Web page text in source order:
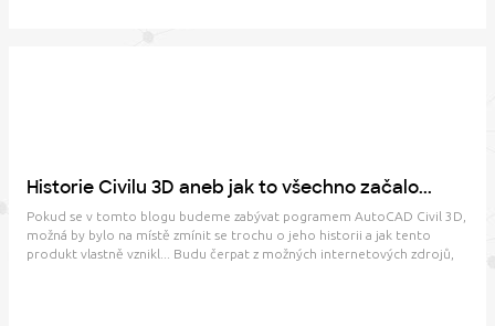
Historie Civilu 3D aneb jak to všechno začalo...
Pokud se v tomto blogu budeme zabývat pogramem AutoCAD Civil 3D,
možná by bylo na místě zmínit se trochu o jeho historii a jak tento
produkt vlastně vznikl... Budu čerpat z možných internetových zdrojů,